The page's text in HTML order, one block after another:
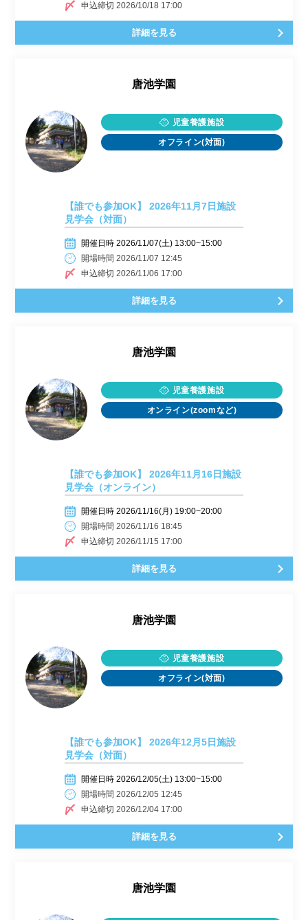
申込締切 2026/10/18 17:00
詳細を見る
唐池学園
児童養護施設
オフライン(対面)
【誰でも参加OK】 2026年11月7日施設
見学会（対面）
開催日時 2026/11/07(土) 13:00~15:00
開場時間 2026/11/07 12:45
申込締切 2026/11/06 17:00
詳細を見る
唐池学園
児童養護施設
オンライン(zoomなど)
【誰でも参加OK】 2026年11月16日施設
見学会（オンライン）
開催日時 2026/11/16(月) 19:00~20:00
開場時間 2026/11/16 18:45
申込締切 2026/11/15 17:00
詳細を見る
唐池学園
児童養護施設
オフライン(対面)
【誰でも参加OK】 2026年12月5日施設
見学会（対面）
開催日時 2026/12/05(土) 13:00~15:00
開場時間 2026/12/05 12:45
申込締切 2026/12/04 17:00
詳細を見る
唐池学園